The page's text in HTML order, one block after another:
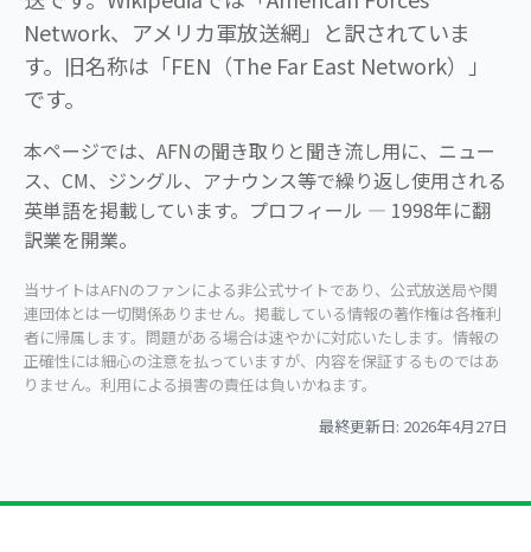
Network、アメリカ軍放送網」と訳されていま
す。旧名称は「FEN（The Far East Network）」
です。
本ページでは、AFNの聞き取りと聞き流し用に、ニュー
ス、CM、ジングル、アナウンス等で繰り返し使用される
英単語を掲載しています。プロフィール — 1998年に翻
訳業を開業。
当サイトはAFNのファンによる非公式サイトであり、公式放送局や関
連団体とは一切関係ありません。掲載している情報の著作権は各権利
者に帰属します。問題がある場合は速やかに対応いたします。情報の
正確性には細心の注意を払っていますが、内容を保証するものではあ
りません。利用による損害の責任は負いかねます。
最終更新日: 2026年4月27日